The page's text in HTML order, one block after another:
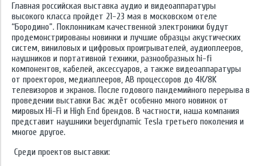
Главная российская выставка аудио и видеоаппаратуры
высокого класса пройдет 21-23 мая в московском отеле
“Бородино”. Поклонникам качественной электроники будут
продемонстрированы новинки и лучшие образцы акустических
систем, виниловых и цифровых проигрывателей, аудиоплееров,
наушников и портативной техники, разнообразных hi-fi
компонентов, кабелей, аксессуаров, а также видеоаппаратуры
от проекторов, медиаплееров, АВ процессоров до 4К/8K
телевизоров и экранов. После годового пандемийного перерыва в
проведении выставки Вас ждёт особенно много новинок от
мировых Hi-Fi и High End брендов. В частности, наша компания
представит наушники beyerdynamic Tesla третьего поколения и
многое другое.
Среди проектов выставки: